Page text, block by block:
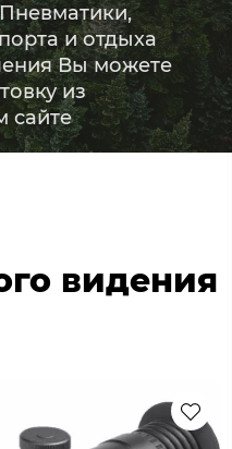
и отдыха
Вы можете
из
сайте
видения